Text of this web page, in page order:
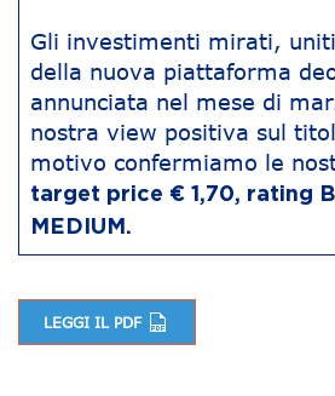
Gli investimenti mirati,
della nuova piattaforma
annunciata nel mese di
nostra view positiva sul
motivo confermiamo le
target price € 1,70, rating
MEDIUM.
LEGGI IL PDF